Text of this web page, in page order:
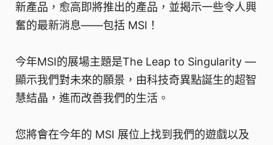
新產品，愈高即將推出的產品，並揭示一些令人興
奮的最新消息——包括 MSI！
今年MSI的展場主題是The Leap to Singularity —
顯示我們對未來的願景，由科技奇異點誕生的超智
慧結晶，進而改善我們的生活。
您將會在今年的 MSI 展位上找到我們的遊戲以及